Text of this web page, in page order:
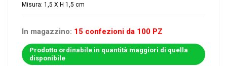
Misura: 1,5 X H 1,5 cm
In magazzino: 15 confezioni da 100 PZ
Prodotto ordinabile in quantità maggiori di quella
disponibile